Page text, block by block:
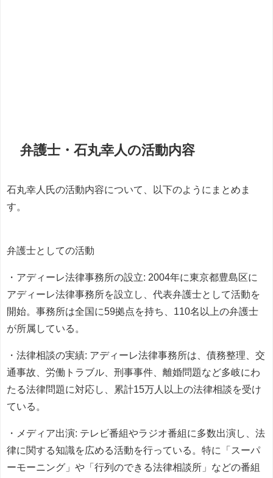
弁護士・石丸幸人の活動内容
石丸幸人氏の活動内容について、以下のようにまとめま
す。
弁護士としての活動
・アディーレ法律事務所の設立: 2004年に東京都豊島区に
アディーレ法律事務所を設立し、代表弁護士として活動を
開始。事務所は全国に59拠点を持ち、110名以上の弁護士
が所属している。
・法律相談の実績: アディーレ法律事務所は、債務整理、交
通事故、労働トラブル、刑事事件、離婚問題など多岐にわ
たる法律問題に対応し、累計15万人以上の法律相談を受け
ている。
・メディア出演: テレビ番組やラジオ番組に多数出演し、法
律に関する知識を広める活動を行っている。特に「スーパ
ーモーニング」や「行列のできる法律相談所」などの番組